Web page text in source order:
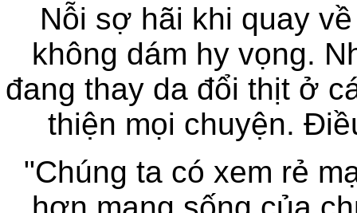
Nỗi sợ hãi khi quay
không dám hy vọng.
đang thay da đổi thịt ở
thiện mọi chuyện.
"Chúng ta có xem rẻ